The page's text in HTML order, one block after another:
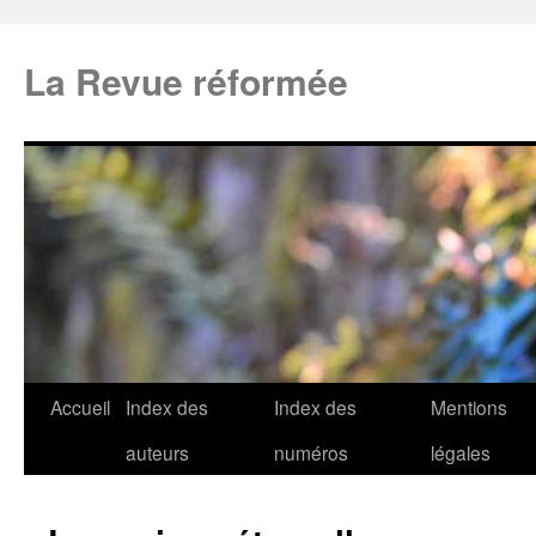
La Revue réformée
Accueil
Index des
auteurs
Index des
numéros
Mentions
légales